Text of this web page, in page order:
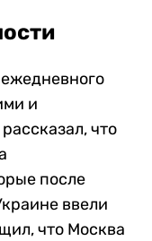
и
что
после
ввели
что Москва